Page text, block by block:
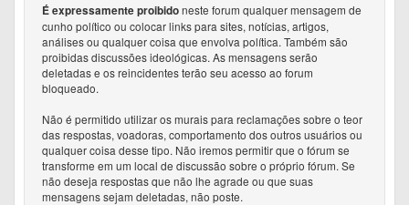
É expressamente proibidoneste forum qualquer mensagem de
cunho político ou colocar links para sites, notícias, artigos,
análises ou qualquer coisa que envolva política. Também são
proibidas discussões ideológicas. As mensagens serão
deletadas e os reincidentes terão seu acesso ao forum
bloqueado.
Não é permitido utilizar os murais para reclamações sobre o teor
das respostas, voadoras, comportamento dos outros usuários ou
qualquer coisa desse tipo. Não iremos permitir que o fórum se
transforme em um local de discussão sobre o próprio fórum. Se
não deseja respostas que não lhe agrade ou que suas
mensagens sejam deletadas, não poste.